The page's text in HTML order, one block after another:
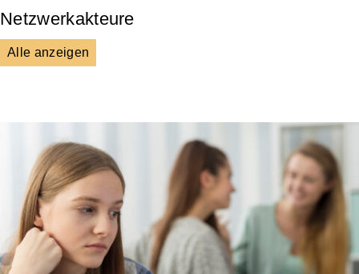
Netzwerkakteure
Alle anzeigen